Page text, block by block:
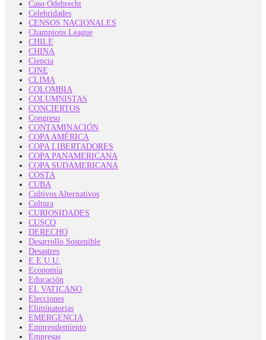
Caso Odebrecht
Celebridades
CENSOS NACIONALES
Champions League
CHILE
CHINA
Ciencia
CINE
CLIMA
COLOMBIA
COLUMNISTAS
CONCIERTOS
Congreso
CONTAMINACIÓN
COPA AMÉRICA
COPA LIBERTADORES
COPA PANAMERICANA
COPA SUDAMERICANA
COSTA
CUBA
Cultivos Alternativos
Cultura
CURIOSIDADES
CUSCO
DERECHO
Desarrollo Sostenible
Desastres
E.E.U.U.
Economía
Educación
EL VATICANO
Elecciones
Eliminatorias
EMERGENCIA
Emprendemiento
Empresas